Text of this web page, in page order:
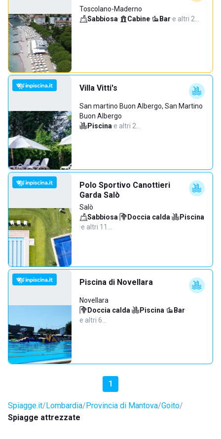
Toscolano-Maderno
Sabbiosa· Cabine· Bar·e altri 2…
Villa Vitti's
San martino Buon Albergo, San Martino
Buon Albergo
Piscina·e altri 2…
Polo Sportivo Canottieri
Garda Salò
Salò
Sabbiosa· Doccia calda·
Piscina
·e altri 11…
Piscina di Novellara
Novellara
Doccia calda· Piscina· Bar·
e altri 6…
1
Spiagge.it Lombardia Provincia di Mantova Goito
Spiagge attrezzate